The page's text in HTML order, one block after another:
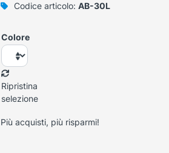
Codice articolo: AB-30L
Colore
Ripristina
selezione
Più acquisti, più risparmi!